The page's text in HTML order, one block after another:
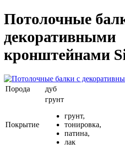
Потолочные
декоративными
кронштейнами
Порода дуб
Покрытие
грунт
грунт,
тонировка,
патина,
лак